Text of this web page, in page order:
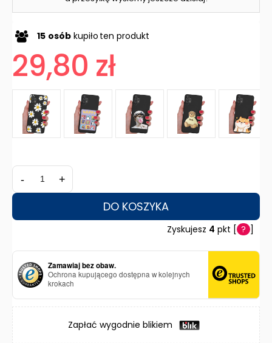
15 osób kupiło ten produkt
29,80 zł
- +
DO KOSZYKA
Zyskujesz 4 pkt [ ? ]
Zamawiaj bez obaw.
Ochrona kupującego dostępna w kolejnych
krokach
Zapłać wygodnie blikiem